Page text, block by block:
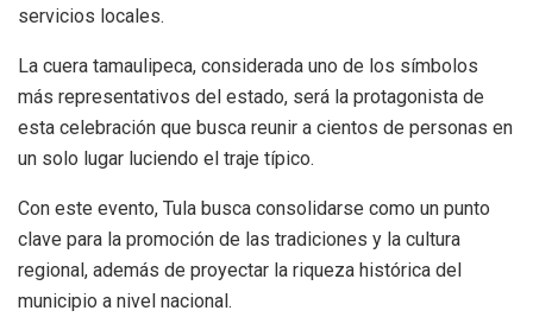
servicios locales.
La cuera tamaulipeca, considerada uno de los símbolos
más representativos del estado, será la protagonista de
esta celebración que busca reunir a cientos de personas en
un solo lugar luciendo el traje típico.
Con este evento, Tula busca consolidarse como un punto
clave para la promoción de las tradiciones y la cultura
regional, además de proyectar la riqueza histórica del
municipio a nivel nacional.